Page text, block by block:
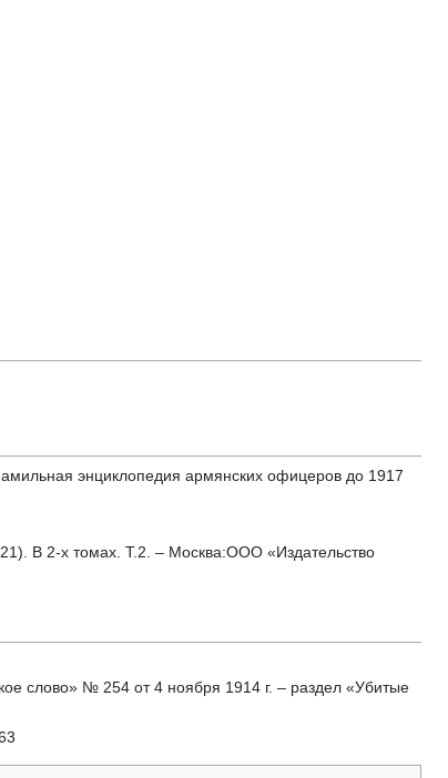
энциклопедия армянских офицеров до 1917
В 2-х томах. Т.2. – Москва:ООО «Издательство
слово» № 254 от 4 ноября 1914 г. – раздел «Убитые